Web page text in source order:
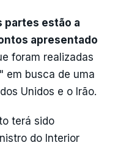
partes estão a
apresentado
foram realizadas
em busca de uma
Unidos e o Irão.
terá sido
do Interior